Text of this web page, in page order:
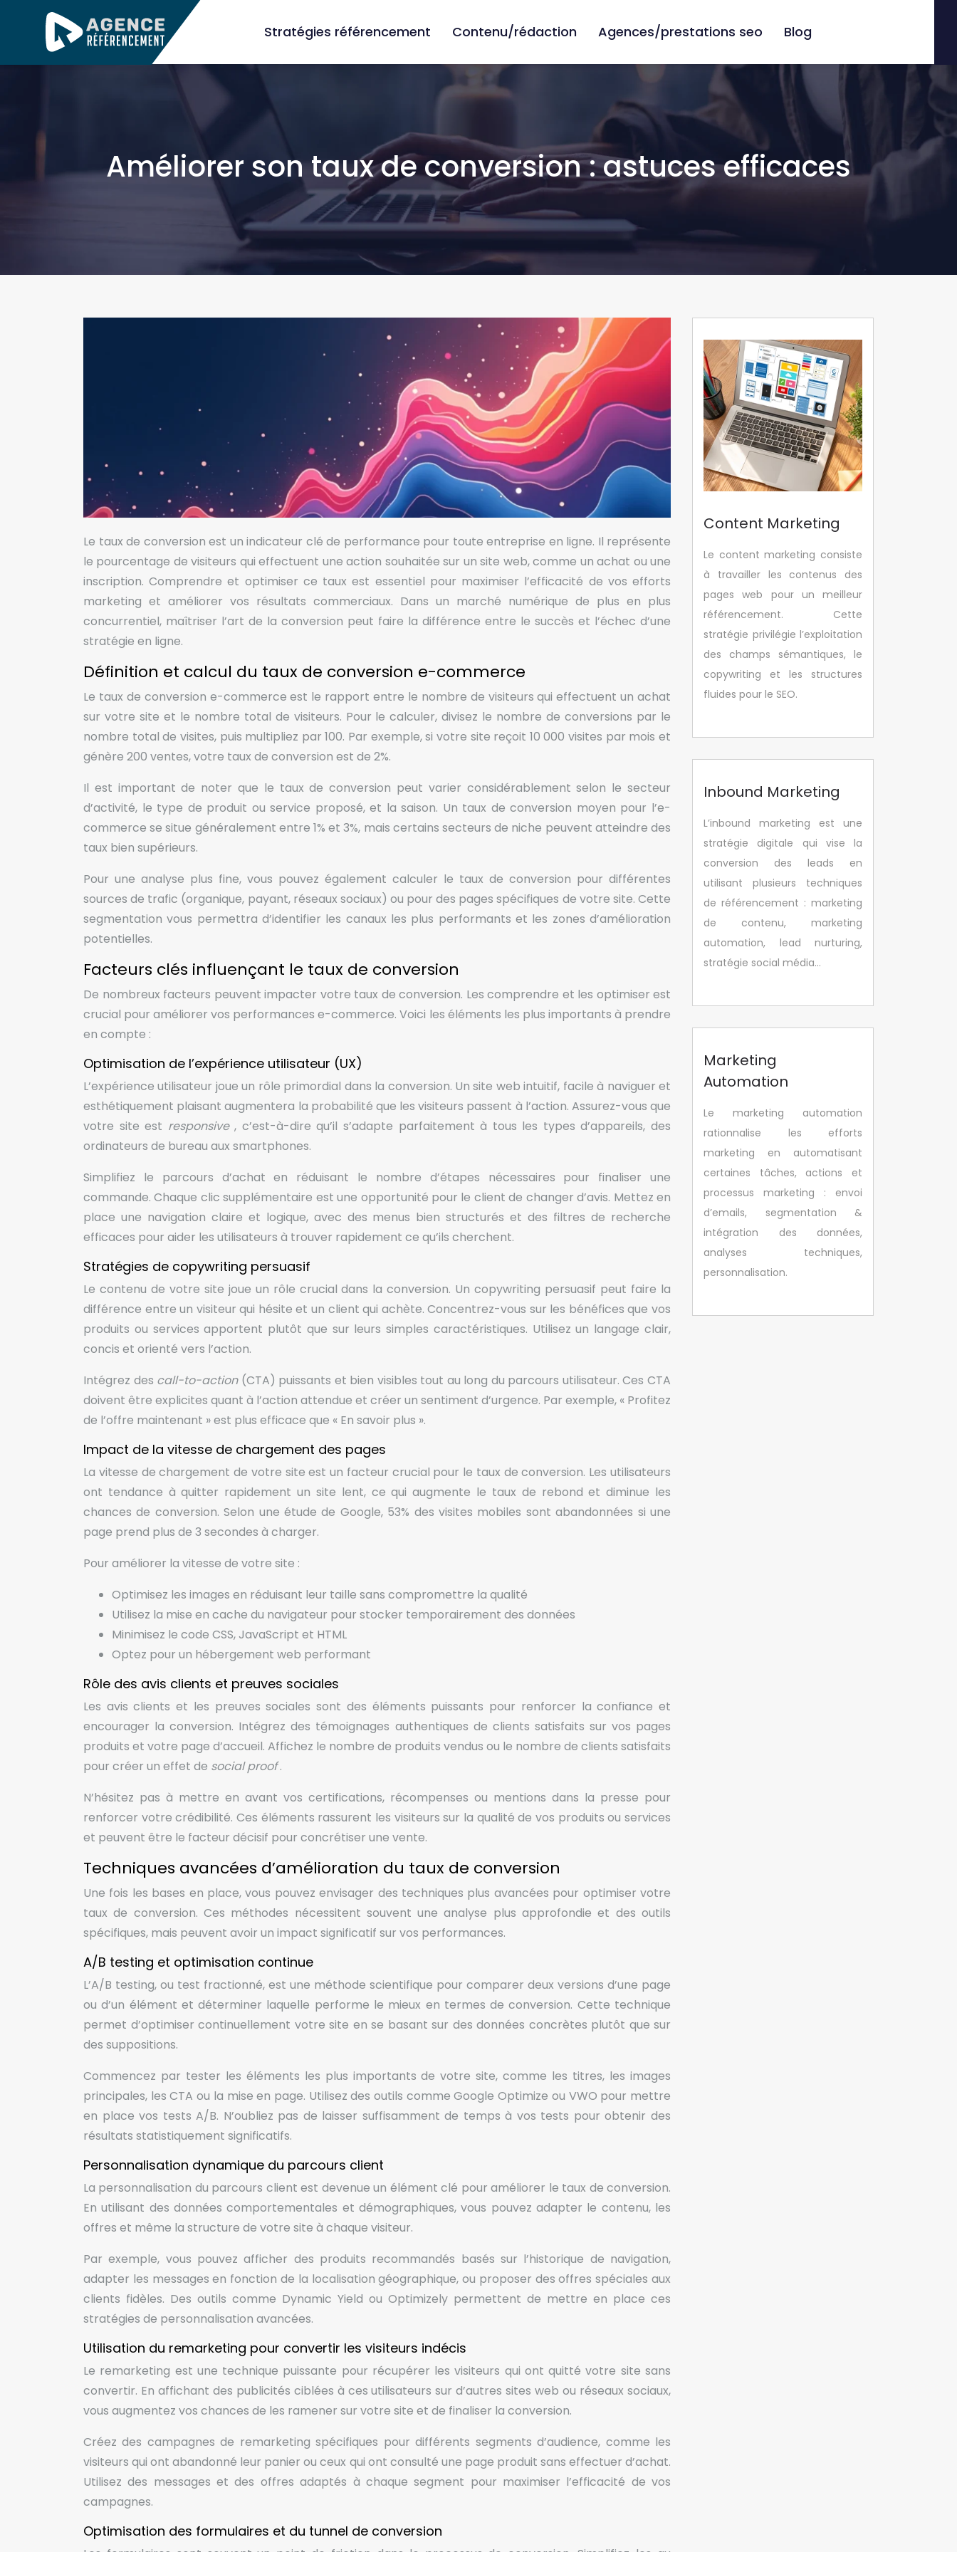
Stratégies référencement Contenu/rédaction Agences/prestations seo Blog
Améliorer son taux de conversion : astuces efficaces
Le taux de conversion est un indicateur clé de performance pour toute entreprise en ligne. Il représente
le pourcentage de visiteurs qui effectuent une action souhaitée sur un site web, comme un achat ou une
inscription. Comprendre et optimiser ce taux est essentiel pour maximiser l’efficacité de vos efforts
marketing et améliorer vos résultats commerciaux. Dans un marché numérique de plus en plus
concurrentiel, maîtriser l’art de la conversion peut faire la différence entre le succès et l’échec d’une
stratégie en ligne.
Définition et calcul du taux de conversion e-commerce
Le taux de conversion e-commerce est le rapport entre le nombre de visiteurs qui effectuent un achat
sur votre site et le nombre total de visiteurs. Pour le calculer, divisez le nombre de conversions par le
nombre total de visites, puis multipliez par 100. Par exemple, si votre site reçoit 10 000 visites par mois et
génère 200 ventes, votre taux de conversion est de 2%.
Il est important de noter que le taux de conversion peut varier considérablement selon le secteur
d’activité, le type de produit ou service proposé, et la saison. Un taux de conversion moyen pour l’e-
commerce se situe généralement entre 1% et 3%, mais certains secteurs de niche peuvent atteindre des
taux bien supérieurs.
Pour une analyse plus fine, vous pouvez également calculer le taux de conversion pour différentes
sources de trafic (organique, payant, réseaux sociaux) ou pour des pages spécifiques de votre site. Cette
segmentation vous permettra d’identifier les canaux les plus performants et les zones d’amélioration
potentielles.
Facteurs clés influençant le taux de conversion
De nombreux facteurs peuvent impacter votre taux de conversion. Les comprendre et les optimiser est
crucial pour améliorer vos performances e-commerce. Voici les éléments les plus importants à prendre
en compte :
Optimisation de l’expérience utilisateur (UX)
L’expérience utilisateur joue un rôle primordial dans la conversion. Un site web intuitif, facile à naviguer et
esthétiquement plaisant augmentera la probabilité que les visiteurs passent à l’action. Assurez-vous que
votre site est responsive, c’est-à-dire qu’il s’adapte parfaitement à tous les types d’appareils, des
ordinateurs de bureau aux smartphones.
Simplifiez le parcours d’achat en réduisant le nombre d’étapes nécessaires pour finaliser une
commande. Chaque clic supplémentaire est une opportunité pour le client de changer d’avis. Mettez en
place une navigation claire et logique, avec des menus bien structurés et des filtres de recherche
efficaces pour aider les utilisateurs à trouver rapidement ce qu’ils cherchent.
Stratégies de copywriting persuasif
Le contenu de votre site joue un rôle crucial dans la conversion. Un copywriting persuasif peut faire la
différence entre un visiteur qui hésite et un client qui achète. Concentrez-vous sur les bénéfices que vos
produits ou services apportent plutôt que sur leurs simples caractéristiques. Utilisez un langage clair,
concis et orienté vers l’action.
Intégrez des call-to-action (CTA) puissants et bien visibles tout au long du parcours utilisateur. Ces CTA
doivent être explicites quant à l’action attendue et créer un sentiment d’urgence. Par exemple, « Profitez
de l’offre maintenant » est plus efficace que « En savoir plus ».
Impact de la vitesse de chargement des pages
La vitesse de chargement de votre site est un facteur crucial pour le taux de conversion. Les utilisateurs
ont tendance à quitter rapidement un site lent, ce qui augmente le taux de rebond et diminue les
chances de conversion. Selon une étude de Google, 53% des visites mobiles sont abandonnées si une
page prend plus de 3 secondes à charger.
Pour améliorer la vitesse de votre site :
Optimisez les images en réduisant leur taille sans compromettre la qualité
Utilisez la mise en cache du navigateur pour stocker temporairement des données
Minimisez le code CSS, JavaScript et HTML
Optez pour un hébergement web performant
Rôle des avis clients et preuves sociales
Les avis clients et les preuves sociales sont des éléments puissants pour renforcer la confiance et
encourager la conversion. Intégrez des témoignages authentiques de clients satisfaits sur vos pages
produits et votre page d’accueil. Affichez le nombre de produits vendus ou le nombre de clients satisfaits
pour créer un effet de social proof.
N’hésitez pas à mettre en avant vos certifications, récompenses ou mentions dans la presse pour
renforcer votre crédibilité. Ces éléments rassurent les visiteurs sur la qualité de vos produits ou services
et peuvent être le facteur décisif pour concrétiser une vente.
Techniques avancées d’amélioration du taux de conversion
Une fois les bases en place, vous pouvez envisager des techniques plus avancées pour optimiser votre
taux de conversion. Ces méthodes nécessitent souvent une analyse plus approfondie et des outils
spécifiques, mais peuvent avoir un impact significatif sur vos performances.
A/B testing et optimisation continue
L’A/B testing, ou test fractionné, est une méthode scientifique pour comparer deux versions d’une page
ou d’un élément et déterminer laquelle performe le mieux en termes de conversion. Cette technique
permet d’optimiser continuellement votre site en se basant sur des données concrètes plutôt que sur
des suppositions.
Commencez par tester les éléments les plus importants de votre site, comme les titres, les images
principales, les CTA ou la mise en page. Utilisez des outils comme Google Optimize ou VWO pour mettre
en place vos tests A/B. N’oubliez pas de laisser suffisamment de temps à vos tests pour obtenir des
résultats statistiquement significatifs.
Personnalisation dynamique du parcours client
La personnalisation du parcours client est devenue un élément clé pour améliorer le taux de conversion.
En utilisant des données comportementales et démographiques, vous pouvez adapter le contenu, les
offres et même la structure de votre site à chaque visiteur.
Par exemple, vous pouvez afficher des produits recommandés basés sur l’historique de navigation,
adapter les messages en fonction de la localisation géographique, ou proposer des offres spéciales aux
clients fidèles. Des outils comme Dynamic Yield ou Optimizely permettent de mettre en place ces
stratégies de personnalisation avancées.
Utilisation du remarketing pour convertir les visiteurs indécis
Le remarketing est une technique puissante pour récupérer les visiteurs qui ont quitté votre site sans
convertir. En affichant des publicités ciblées à ces utilisateurs sur d’autres sites web ou réseaux sociaux,
vous augmentez vos chances de les ramener sur votre site et de finaliser la conversion.
Créez des campagnes de remarketing spécifiques pour différents segments d’audience, comme les
visiteurs qui ont abandonné leur panier ou ceux qui ont consulté une page produit sans effectuer d’achat.
Utilisez des messages et des offres adaptés à chaque segment pour maximiser l’efficacité de vos
campagnes.
Optimisation des formulaires et du tunnel de conversion
Content Marketing
Le content marketing consiste
à travailler les contenus des
pages web pour un meilleur
référencement. Cette
stratégie privilégie l’exploitation
des champs sémantiques, le
copywriting et les structures
fluides pour le SEO.
Inbound Marketing
L’inbound marketing est une
stratégie digitale qui vise la
conversion des leads en
utilisant plusieurs techniques
de référencement : marketing
de contenu, marketing
automation, lead nurturing,
stratégie social média…
Marketing
Automation
Le marketing automation
rationnalise les efforts
marketing en automatisant
certaines tâches, actions et
processus marketing : envoi
d’emails, segmentation &
intégration des données,
analyses techniques,
personnalisation.